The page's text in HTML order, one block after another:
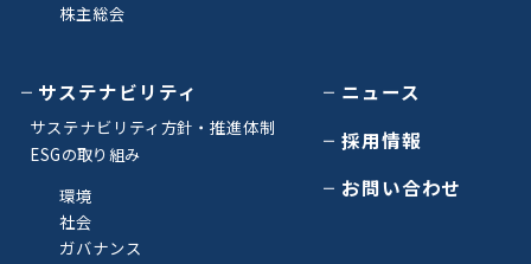
株主総会
サステナビリティ
サステナビリティ方針・推進体制
ESGの取り組み
環境
社会
ガバナンス
ニュース
採用情報
お問い合わせ